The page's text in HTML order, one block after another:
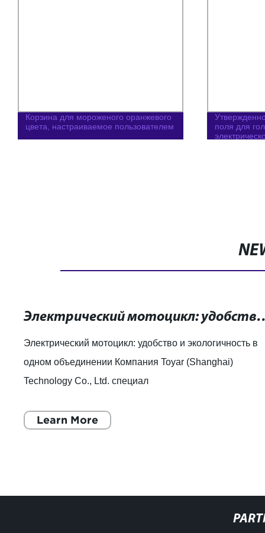
Корзина для мороженого оранжевого
цвета, настраиваемое пользователем
поля для
Электрический мотоцикл:
Электрический мотоцикл: удобство и экологичность в
одном объединении Компания Toyar (Shanghai)
Technology Co., Ltd. специал
Learn More